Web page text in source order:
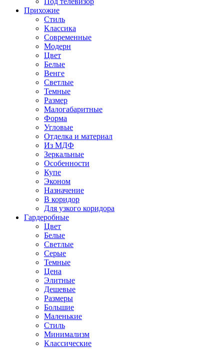
Прихожие
Стиль
Классика
Современные
Модерн
Цвет
Белые
Венге
Светлые
Темные
Размер
Малогабаритные
Форма
Угловые
Отделка и материал
Из МДФ
Зеркальные
Особенности
Купе
Эконом
Назначение
В коридор
Для узкого коридора
Гардеробные
Цвет
Белые
Светлые
Серые
Темные
Цена
Элитные
Дешевые
Размеры
Большие
Маленькие
Стиль
Минимализм
Классические